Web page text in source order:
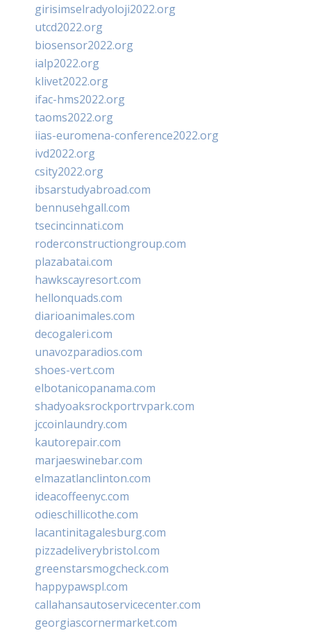
girisimselradyoloji2022.org
utcd2022.org
biosensor2022.org
ialp2022.org
klivet2022.org
ifac-hms2022.org
taoms2022.org
iias-euromena-conference2022.org
ivd2022.org
csity2022.org
ibsarstudyabroad.com
bennusehgall.com
tsecincinnati.com
roderconstructiongroup.com
plazabatai.com
hawkscayresort.com
hellonquads.com
diarioanimales.com
decogaleri.com
unavozparadios.com
shoes-vert.com
elbotanicopanama.com
shadyoaksrockportrvpark.com
jccoinlaundry.com
kautorepair.com
marjaeswinebar.com
elmazatlanclinton.com
ideacoffeenyc.com
odieschillicothe.com
lacantinitagalesburg.com
pizzadeliverybristol.com
greenstarsmogcheck.com
happypawspl.com
callahansautoservicecenter.com
georgiascornermarket.com